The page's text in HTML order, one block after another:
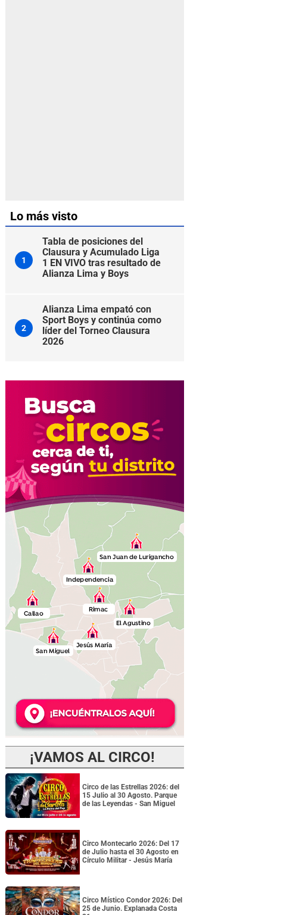
Lo más visto
1
Tabla de posiciones del
Clausura y Acumulado Liga
1 EN VIVO tras resultado de
Alianza Lima y Boys
2
Alianza Lima empató con
Sport Boys y continúa como
líder del Torneo Clausura
2026
¡VAMOS AL CIRCO!
Circo de las Estrellas 2026: del
15 Julio al 30 Agosto. Parque
de las Leyendas - San Miguel
Circo Montecarlo 2026: Del 17
de Julio hasta el 30 Agosto en
Círculo Militar - Jesús María
Circo Místico Condor 2026: Del
25 de Junio. Explanada Costa